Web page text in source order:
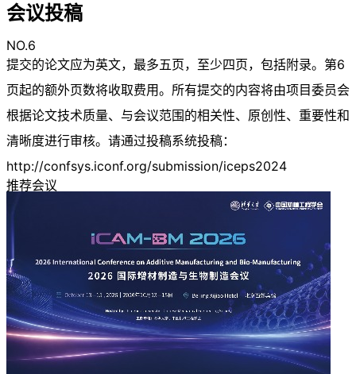
会议投稿
NO.6
提交的论文应为英文，最多五页，至少四页，包括附录。第6
页起的额外页数将收取费用。所有提交的内容将由项目委员会
根据论文技术质量、与会议范围的相关性、原创性、重要性和
清晰度进行审核。请通过投稿系统投稿：
http://confsys.iconf.org/submission/iceps2024
推荐会议